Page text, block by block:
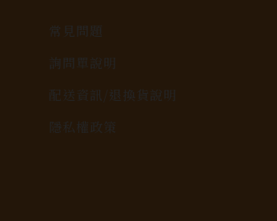
常見問題
詢問單說明
配送資訊/退換貨說明
隱私權政策